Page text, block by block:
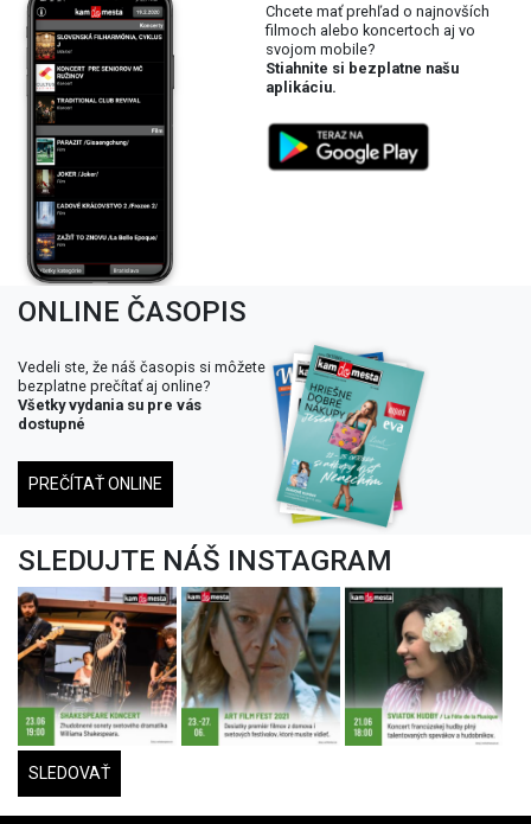
Chcete mať prehľad o najnovších
filmoch alebo koncertoch aj vo
svojom mobile?
Stiahnite si bezplatne našu
aplikáciu.
ONLINE ČASOPIS
Vedeli ste, že náš časopis si môžete
bezplatne prečítať aj online?
Všetky vydania su pre vás
dostupné
PREČÍTAŤ ONLINE
SLEDUJTE NÁŠ INSTAGRAM
SLEDOVAŤ